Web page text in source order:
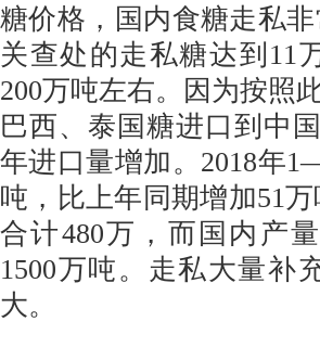
糖价格，国内食糖走私
关查处的走私糖达到11
200万吨左右。因为按照
巴西、泰国糖进口到中
年进口量增加。2018年
吨，比上年同期增加51
合计480万，而国内产
1500万吨。走私大量补
大。